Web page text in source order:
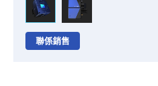
聯係銷售